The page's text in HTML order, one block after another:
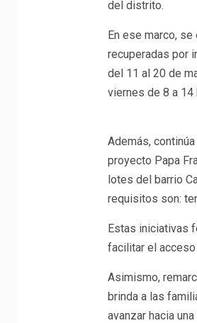
del distrito.
En ese marco,
recuperadas por
del 11 al 20 de
viernes de 8 a 14
Además,
proyecto Papa
lotes del barrio
requisitos son:
Estas iniciativas
facilitar el acceso
Asimismo,
brinda a las
avanzar hacia